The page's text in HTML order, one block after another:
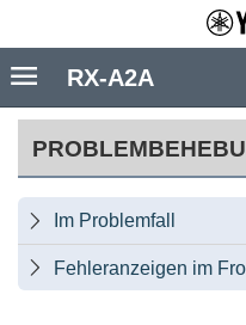
 Im Problemfall
 Fehleranzeigen im
RX-A2A